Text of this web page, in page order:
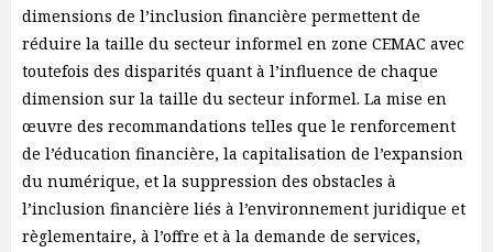
dimensions de l’inclusion financière permettent de
réduire la taille du secteur informel en zone CEMAC avec
toutefois des disparités quant à l’influence de chaque
dimension sur la taille du secteur informel. La mise en
œuvre des recommandations telles que le renforcement
de l’éducation financière, la capitalisation de l’expansion
du numérique, et la suppression des obstacles à
l’inclusion financière liés à l’environnement juridique et
règlementaire, à l’offre et à la demande de services,